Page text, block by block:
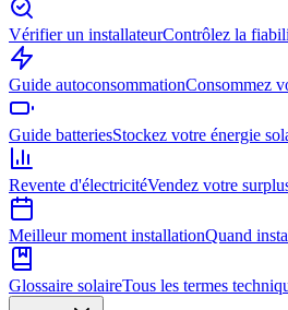
Vérifier un installateurContrôlez la
Guide autoconsommationConsommez
Guide batteriesStockez votre énergie
Revente d'électricitéVendez votre
Meilleur moment installationQuand
Glossaire solaireTous les termes